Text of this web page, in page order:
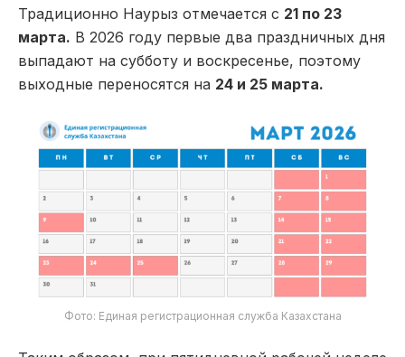
Традиционно Наурыз отмечается с 21 по 23
марта. В 2026 году первые два праздничных дня
выпадают на субботу и воскресенье, поэтому
выходные переносятся на 24 и 25 марта.
Фото: Единая регистрационная служба Казахстана